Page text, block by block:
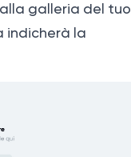
galleria del tuo
indicherà la